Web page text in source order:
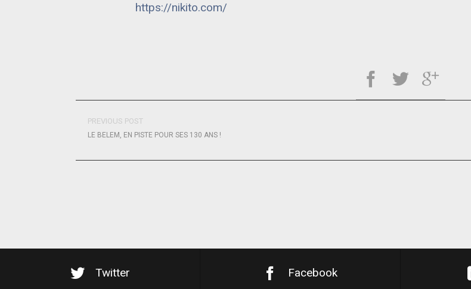
https://nikito.com/
PREVIOUS POST
LE BELEM, EN PISTE POUR SES 130 ANS !
Twitter Facebook